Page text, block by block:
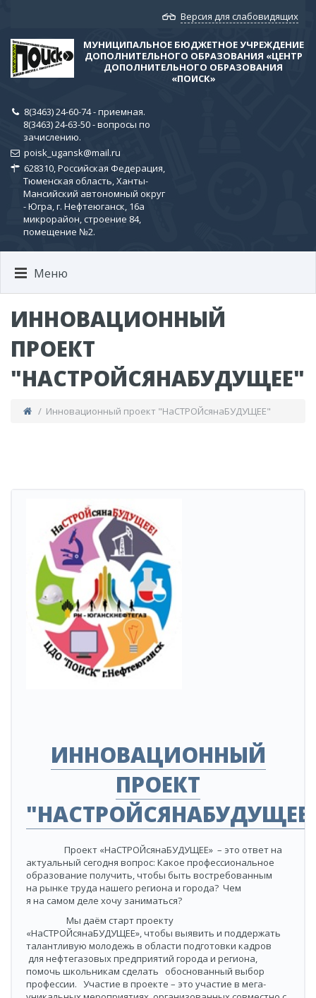
Версия для слабовидящих
МУНИЦИПАЛЬНОЕ БЮДЖЕТНОЕ УЧРЕЖДЕНИЕ
ДОПОЛНИТЕЛЬНОГО ОБРАЗОВАНИЯ «ЦЕНТР
ДОПОЛНИТЕЛЬНОГО ОБРАЗОВАНИЯ
«ПОИСК»
8(3463) 24-60-74 - приемная.
8(3463) 24-63-50 - вопросы по
зачислению.
poisk_ugansk@mail.ru
628310, Российская Федерация,
Тюменская область, Ханты-
Мансийский автономный округ
- Югра, г. Нефтеюганск, 16а
микрорайон, строение 84,
помещение №2.
Меню
ИННОВАЦИОННЫЙ
ПРОЕКТ
"НАСТРОЙСЯНАБУДУЩЕЕ"
/ Инновационный проект "НаСТРОЙсянаБУДУЩЕЕ"
​ИННОВАЦИОННЫЙ
ПРОЕКТ
​Проект «НаСТРОЙсянаБУДУЩЕЕ» – это ответ на
актуальный сегодня вопрос: Какое профессиональное
образование получить, чтобы быть востребованным
на рынке труда нашего региона и города? Чем
я на самом деле хочу заниматься?
Мы даём старт проекту
«НаСТРОЙсянаБУДУЩЕЕ», чтобы выявить и поддержать
талантливую молодежь в области подготовки кадров
для нефтегазовых предприятий города и региона,
помочь школьникам сделать обоснованный выбор
профессии. Участие в проекте – это участие в мега-